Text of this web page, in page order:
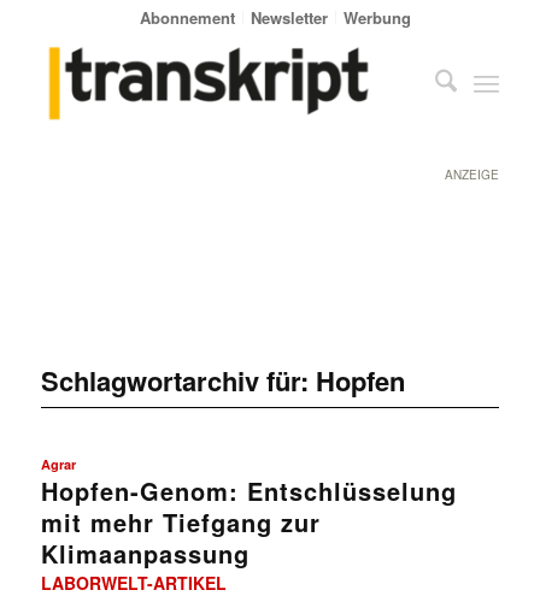
Abonnement Newsletter Werbung
ANZEIGE
Schlagwortarchiv für: Hopfen
Agrar
Hopfen-Genom: Entschlüsselung
mit mehr Tiefgang zur
Klimaanpassung
LABORWELT-ARTIKEL